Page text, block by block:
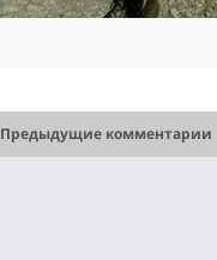
Предыдущие комментарии